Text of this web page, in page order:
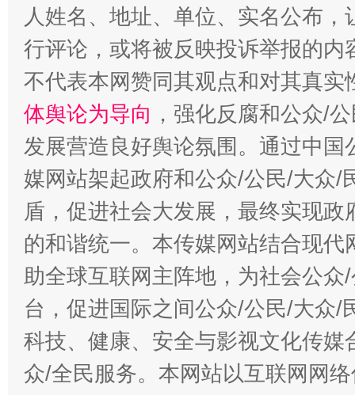
人姓名、地址、单位、实名公布
行评论，或将被反映投诉举报的
不代表本网赞同其观点和对其真实
体舆论为导向 ，强化反腐和公众/
发展营造良好舆论氛围。通过中
媒网站架起政府和公众/公民/大众/
盾，促进社会大发展，最终实现
的和谐统一。本传媒网站结合现
助全球互联网主阵地，为社会公
台，促进国际之间公众/公民/大众/
科技、健康、安全与影视文化传
众/全民服务。本网站以互联网网